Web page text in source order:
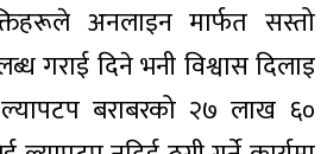
अनलाइन मार्फत सस्तो
गराई दिने भनी विश्वास दिलाइ
बराबरको २७ लाख ६०